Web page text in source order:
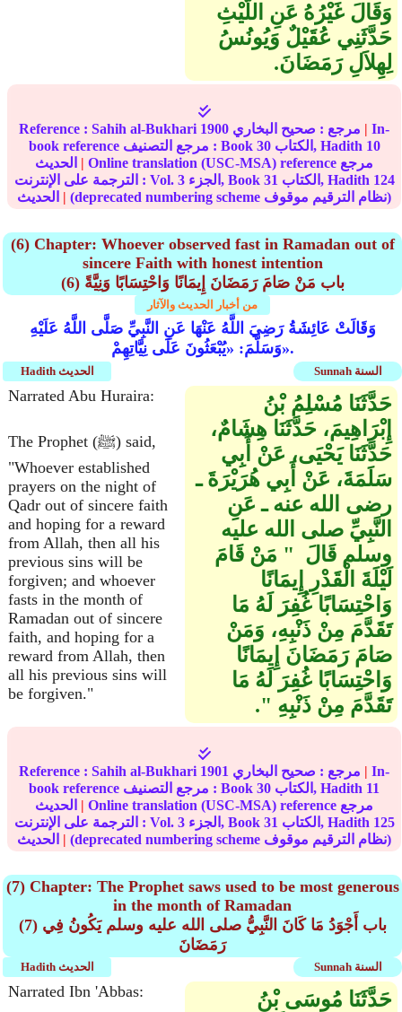
وَقَالَ غَيْرُهُ عَنِ اللَّيْثِ
حَدَّثَنِي عُقَيْلٌ وَيُونُسُ
لِهِلاَلِ رَمَضَانَ‏.‏
Reference : Sahih al-Bukhari 1900 مرجع : صحيح البخاري | In-
book reference مرجع التصنيف : Book 30 الكتاب, Hadith 10
| Online translation (USC-MSA) reference مرجع
الترجمة على الإنترنت : Vol. 3 الجزء, Book 31 الكتاب, Hadith 124
| (deprecated numbering scheme نظام الترقيم موقوف)
(6) Chapter: Whoever observed fast in Ramadan out of
sincere Faith with honest intention
(6) باب مَنْ صَامَ رَمَضَانَ إِيمَانًا وَاحْتِسَابًا وَنِيَّةً
من أخبار الحديث والآثار
وَقَالَتْ عَائِشَةُ رَضِيَ اللَّهُ عَنْهَا عَنِ النَّبِيِّ صَلَّى اللَّهُ عَلَيْهِ
وَسَلَّمَ: «يُبْعَثُونَ عَلَى نِيَّاتِهِمْ».
Sunnah السنة Hadith الحديث
Narrated Abu Huraira:
The Prophet (ﷺ) said,
"Whoever established
prayers on the night of
Qadr out of sincere faith
and hoping for a reward
from Allah, then all his
previous sins will be
forgiven; and whoever
fasts in the month of
Ramadan out of sincere
faith, and hoping for a
reward from Allah, then
all his previous sins will
be forgiven."
حَدَّثَنَا مُسْلِمُ بْنُ
إِبْرَاهِيمَ، حَدَّثَنَا هِشَامٌ،
حَدَّثَنَا يَحْيَى، عَنْ أَبِي
سَلَمَةَ، عَنْ أَبِي هُرَيْرَةَ ـ
رضى الله عنه ـ عَنِ
النَّبِيِّ صلى الله عليه
وسلم قَالَ ‏ "‏ مَنْ قَامَ
لَيْلَةَ الْقَدْرِ إِيمَانًا
وَاحْتِسَابًا غُفِرَ لَهُ مَا
تَقَدَّمَ مِنْ ذَنْبِهِ، وَمَنْ
صَامَ رَمَضَانَ إِيمَانًا
وَاحْتِسَابًا غُفِرَ لَهُ مَا
تَقَدَّمَ مِنْ ذَنْبِهِ ‏"‏‏.‏
Reference : Sahih al-Bukhari 1901 مرجع : صحيح البخاري | In-
book reference مرجع التصنيف : Book 30 الكتاب, Hadith 11
| Online translation (USC-MSA) reference مرجع
الترجمة على الإنترنت : Vol. 3 الجزء, Book 31 الكتاب, Hadith 125
| (deprecated numbering scheme نظام الترقيم موقوف)
(7) Chapter: The Prophet saws used to be most generous
in the month of Ramadan
(7) باب أَجْوَدُ مَا كَانَ النَّبِيُّ صلى الله عليه وسلم يَكُونُ فِي
رَمَضَانَ
Sunnah السنة Hadith الحديث
Narrated Ibn 'Abbas:
حَدَّثَنَا مُوسَى بْنُ